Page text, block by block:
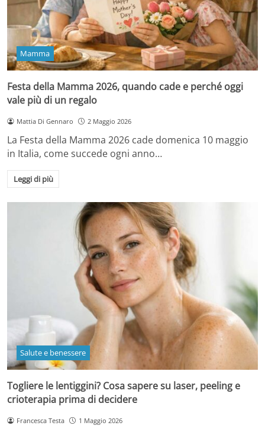
Mamma
Festa della Mamma 2026, quando cade e perché oggi
vale più di un regalo
Mattia Di Gennaro 2 Maggio 2026
La Festa della Mamma 2026 cade domenica 10 maggio
in Italia, come succede ogni anno…
Leggi di più
Salute e benessere
Togliere le lentiggini? Cosa sapere su laser, peeling e
crioterapia prima di decidere
Francesca Testa 1 Maggio 2026